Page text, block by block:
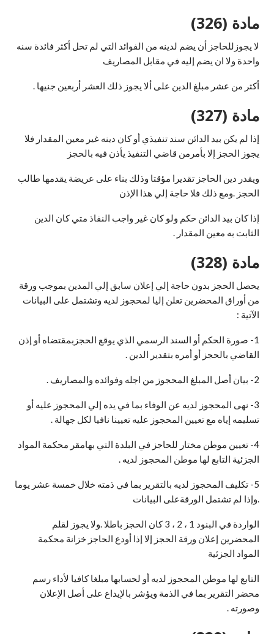
مادة (326)
لا يجوزللحاجز أن يضم لدينه من الفوائد التي لم تحل أكثر فائدة سنه
واحدة ولا ان يضم إليه في مقابل المصاريف
أكثر من عشر مبلغ الدين على ألا يجوز ذلك العشر أربعين جنيها .
مادة (327)
إذا لم يكن بيد الدائن سند تنفيذي أو كان دينه غير معين المقدار فلا
يجوز الحجز إلا بأمرمن قاضي التنفيذ يأذن فيه بالحجز
ويقدر دين الحاجز تقديرا مؤقتا وذلك بناء على عريضة يقدمها طالب
الحجز .ومع ذلك فلا حاجة إلي هذا الإذن
إذا كان بيد الدائن حكم ولو كان غير واجب النفاذ متي كان الدين
الثابت به معين المقدار .
مادة (328)
يحصل الحجز بدون حاجة إلي إعلان سابق إلي المدين بموجب ورقة
من أوراق المحضرين تعلن إليا لمحجوز لديه وتشتمل على البيانات
الآتية :
1- صورة الحكم أو السند الرسمي الذي يوقع الحجزبمقتضاه أو إذن
القاضي بالحجز أو أمره بتقدير الدين .
2- بيان أصل المبلغ المحجوز من اجله وفوائده والمصاريف .
3- نهى المحجوز لديه عن الوفاء بما في يده إلي المحجوز عليه أو
تسليمه إياه مع تعيين المحجوز عليه تعيينا نافيا لكل جهالة .
4- تعيين موطن مختار للحاجز في البلدة التي بهامقر محكمة المواد
الجزئية التابع لها موطن المحجوز لديه .
5- تكليف المحجوز لديه بالتقرير بما في ذمته خلال خمسة عشر يوما
.وإذا لم تشتمل الورقةعلى البيانات
الواردة في البنود 1 ، 2 ، 3 كان الحجز باطلا .ولا يجوز لقلم
المحضرين إعلان ورقة الحجز إلا إذا أودع الحاجز خزانة محكمة
المواد الجزئية
التابع لها موطن المحجوز لديه أو لحسابها مبلغا كافيا لأداء رسم
محضر التقرير بما في الذمة ويؤشر بالإيداع على أصل الإعلان
وصورته .